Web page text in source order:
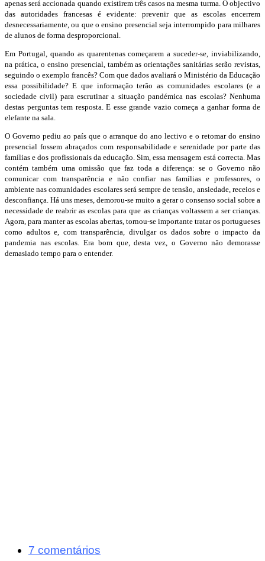
apenas será accionada quando existirem três casos na mesma turma. O objectivo
das autoridades francesas é evidente: prevenir que as escolas encerrem
desnecessariamente, ou que o ensino presencial seja interrompido para milhares
de alunos de forma desproporcional.
Em Portugal, quando as quarentenas começarem a suceder-se, inviabilizando,
na prática, o ensino presencial, também as orientações sanitárias serão revistas,
seguindo o exemplo francês? Com que dados avaliará o Ministério da Educação
essa possibilidade? E que informação terão as comunidades escolares (e a
sociedade civil) para escrutinar a situação pandémica nas escolas? Nenhuma
destas perguntas tem resposta. E esse grande vazio começa a ganhar forma de
elefante na sala.
O Governo pediu ao país que o arranque do ano lectivo e o retomar do ensino
presencial fossem abraçados com responsabilidade e serenidade por parte das
famílias e dos profissionais da educação. Sim, essa mensagem está correcta. Mas
contém também uma omissão que faz toda a diferença: se o Governo não
comunicar com transparência e não confiar nas famílias e professores, o
ambiente nas comunidades escolares será sempre de tensão, ansiedade, receios e
desconfiança. Há uns meses, demorou-se muito a gerar o consenso social sobre a
necessidade de reabrir as escolas para que as crianças voltassem a ser crianças.
Agora, para manter as escolas abertas, tornou-se importante tratar os portugueses
como adultos e, com transparência, divulgar os dados sobre o impacto da
pandemia nas escolas. Era bom que, desta vez, o Governo não demorasse
demasiado tempo para o entender.
7 comentários